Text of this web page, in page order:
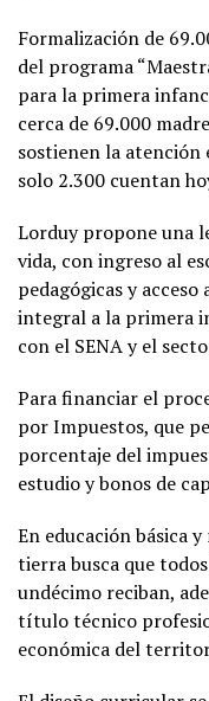
Formalización de
del programa
para la primera
cerca de 69.000
sostienen la atención
solo 2.300 cuentan
Lorduy propone una
vida, con ingreso al
pedagógicas y
integral a la primera
con el SENA y el
Para financiar el
por Impuestos, que
porcentaje del
estudio y bonos de
En educación básica
tierra busca que
undécimo reciban,
título técnico
económica del